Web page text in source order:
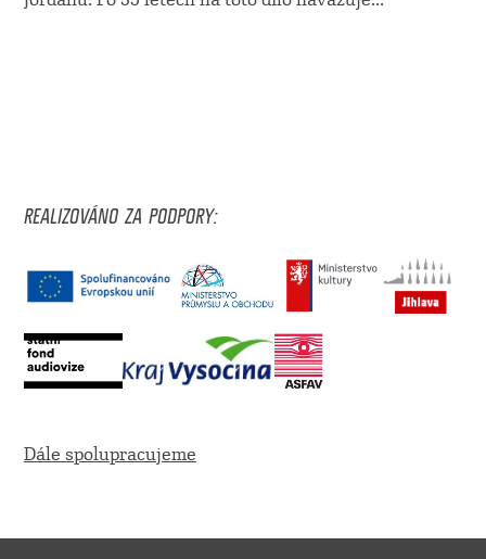
REALIZOVÁNO ZA PODPORY:
Dále spolupracujeme